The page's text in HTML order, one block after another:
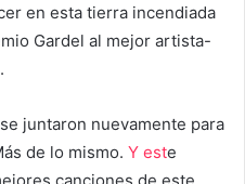
en esta tierra incendiada
Gardel al mejor artista-
juntaron nuevamente para
de lo mismo. Y este